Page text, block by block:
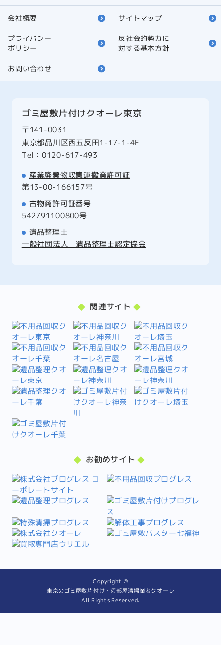
ゴミ屋敷片付けクオーレ東京
〒141-0031
東京都品川区西五反田1-17-1-4F
Tel：0120-617-493
産業廃棄物収集運搬業許可証
第13-00-166157号
古物商許可証番号
542791100800号
遺品整理士
一般社団法人 遺品整理士認定協会
会社概要 サイトマップ
プライバシー
ポリシー
反社会的勢力に
対する基本方針
お問い合わせ
関連サイト
お勧めサイト
Copyright ©
東京のゴミ屋敷片付け・汚部屋清掃業者クオーレ
All Rights Reserved.